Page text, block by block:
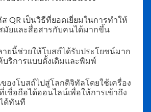
QR เป็นวิธีที่ยอดเยี่ยมในการทำให้
ยและสื่อสารกับคนได้มากขึ้น
ยนี้ช่วยให้โบสถ์ได้รับประโยชน์มาก
ริการแบบดั้งเดิมและพิมพ์
องโบสถ์ไปสู่โลกดิจิทัลโดยใช้เครื่อง
เชื่อถือได้ออนไลน์เพื่อให้การเข้าถึง
ด้ทันที